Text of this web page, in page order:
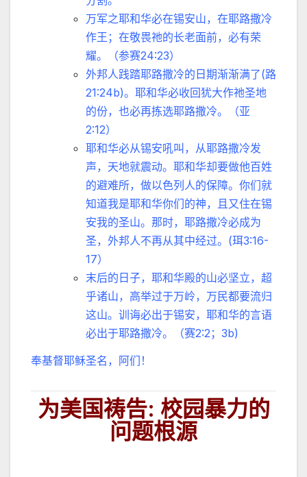
万军之耶和华必在锡安山，在耶路撒冷
作王；在敬畏祂的长老面前，必有荣
耀。（参赛24:23）
外邦人践踏耶路撒冷的日期渐渐满了(路
21:24b)。耶和华必收回犹大作祂圣地
的份，也必再拣选耶路撒冷。（亚
2:12）
耶和华必从锡安吼叫，从耶路撒冷发
声，天地就震动。耶和华却要做他百姓
的避难所，做以色列人的保障。你们就
知道我是耶和华你们的神，且又住在锡
安我的圣山。那时，耶路撒冷必成为
圣，外邦人不再从其中经过。(珥3:16-
17）
末后的日子，耶和华殿的山必坚立，超
乎诸山，高举过于万岭，万民都要流归
这山。训诲必出于锡安，耶和华的言语
必出于耶路撒冷。（赛2:2；3b)
奉基督耶稣圣名，阿们！
为美国祷告: 校园暴力的
问题根源